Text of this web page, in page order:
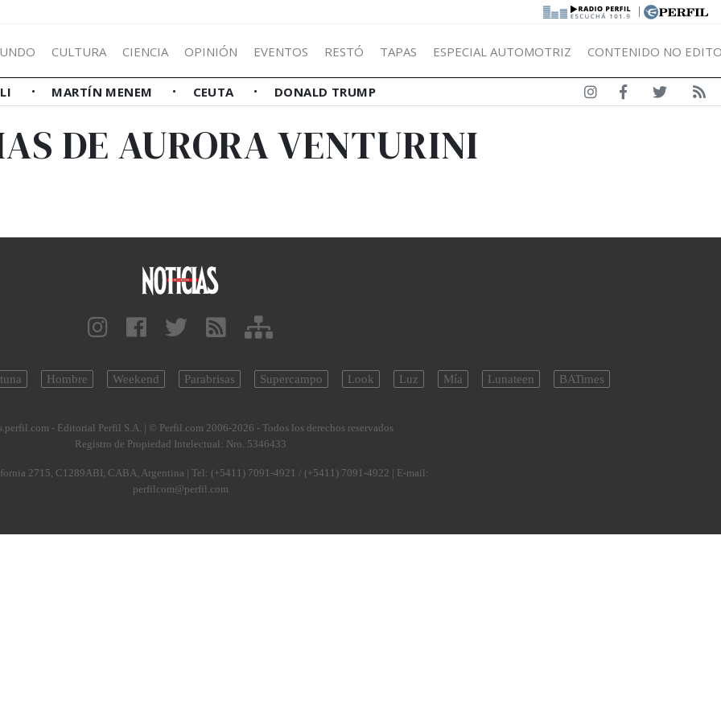
|
CULTURA CIENCIA OPINIÓN EVENTOS RESTÓ TAPAS ESPECIAL AUTOMOTRIZ CONTENIDO NO
MARTÍN MENEM CEUTA DONALD TRUMP
DE AURORA VENTURINI
Hombre Weekend Parabrisas Supercampo Look Luz Mía Lunateen BATimes
- Editorial Perfil S.A. | © Perfil.com 2006-2026 - Todos los derechos reservados
Registro de Propiedad Intelectual: Nro. 5346433
2715, C1289ABI, CABA, Argentina | Tel: (+5411) 7091-4921 / (+5411) 7091-4922 | E-mail:
perfilcom@perfil.com